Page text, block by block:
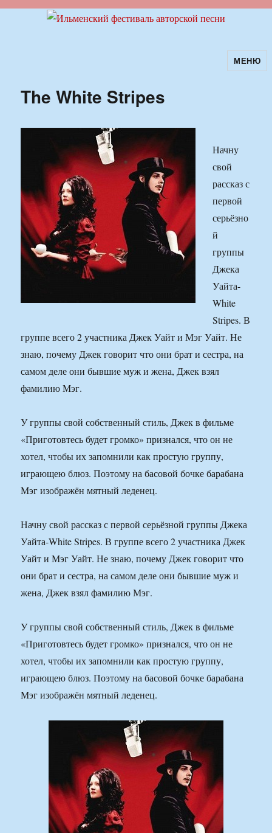
Ильменский фестиваль авторской
песни
МЕНЮ
The White Stripes
Начну
свой
рассказ с
первой
серьёзно
й
группы
Джека
Уайта-
White
Stripes. В
группе всего 2 участника Джек Уайт и Мэг Уайт. Не
знаю, почему Джек говорит что они брат и сестра, на
самом деле они бывшие муж и жена, Джек взял
фамилию Мэг.
У группы свой собственный стиль, Джек в фильме
«Приготовтесь будет громко» признался, что он не
хотел, чтобы их запомнили как простую группу,
играющею блюз. Поэтому на басовой бочке барабана
Мэг изображён мятный леденец.
Начну свой рассказ с первой серьёзной группы Джека
Уайта-White Stripes. В группе всего 2 участника Джек
Уайт и Мэг Уайт. Не знаю, почему Джек говорит что
они брат и сестра, на самом деле они бывшие муж и
жена, Джек взял фамилию Мэг.
У группы свой собственный стиль, Джек в фильме
«Приготовтесь будет громко» признался, что он не
хотел, чтобы их запомнили как простую группу,
играющею блюз. Поэтому на басовой бочке барабана
Мэг изображён мятный леденец.